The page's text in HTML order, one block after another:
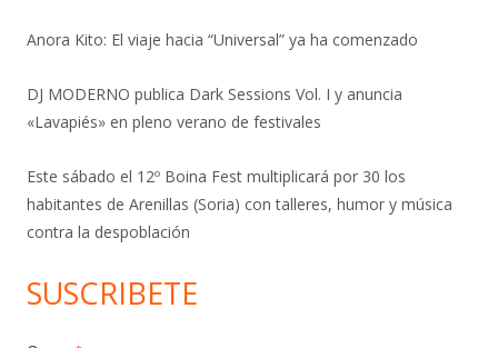
Anora Kito: El viaje hacia “Universal” ya ha comenzado
DJ MODERNO publica Dark Sessions Vol. I y anuncia
«Lavapiés» en pleno verano de festivales
Este sábado el 12º Boina Fest multiplicará por 30 los
habitantes de Arenillas (Soria) con talleres, humor y música
contra la despoblación
SUSCRIBETE